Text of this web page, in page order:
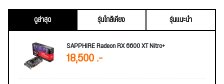
ดูล่าสุด รุ่นใกล้เคียง
รุ่นแนะนำ
SAPPHIRE Radeon RX 6600 XT Nitro+
18,500 .-